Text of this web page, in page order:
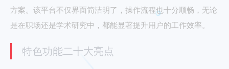
方案。该平台不仅界面简洁明了，操作流程也十分顺畅，无论
是在职场还是学术研究中，都能显著提升用户的工作效率。
特色功能二十大亮点